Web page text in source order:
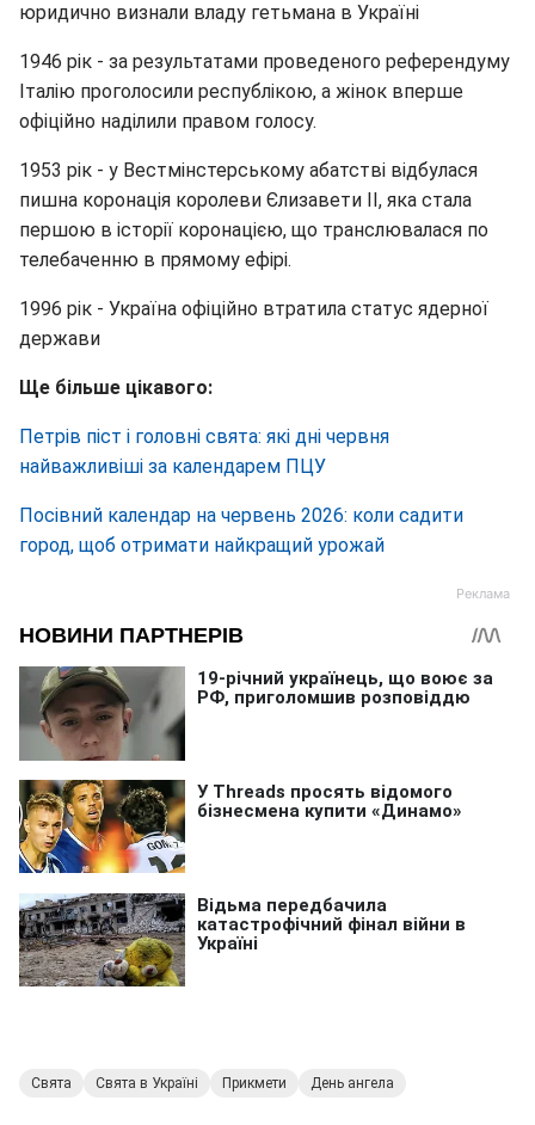
юридично визнали владу гетьмана в Україні
1946 рік - за результатами проведеного референдуму
Італію проголосили республікою, а жінок вперше
офіційно наділили правом голосу.
1953 рік - у Вестмінстерському абатстві відбулася
пишна коронація королеви Єлизавети II, яка стала
першою в історії коронацією, що транслювалася по
телебаченню в прямому ефірі.
1996 рік - Україна офіційно втратила статус ядерної
держави
Ще більше цікавого:
Петрів піст і головні свята: які дні червня
найважливіші за календарем ПЦУ
Посівний календар на червень 2026: коли садити
город, щоб отримати найкращий урожай
Свята Свята в Україні Прикмети День ангела